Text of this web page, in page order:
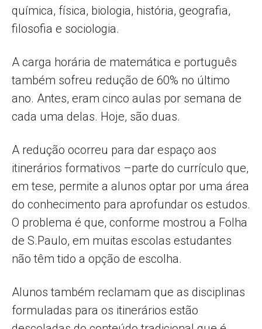
química, física, biologia, história, geografia,
filosofia e sociologia.
A carga horária de matemática e português
também sofreu redução de 60% no último
ano. Antes, eram cinco aulas por semana de
cada uma delas. Hoje, são duas.
A redução ocorreu para dar espaço aos
itinerários formativos –parte do currículo que,
em tese, permite a alunos optar por uma área
do conhecimento para aprofundar os estudos.
O problema é que, conforme mostrou a Folha
de S.Paulo, em muitas escolas estudantes
não têm tido a opção de escolha.
Alunos também reclamam que as disciplinas
formuladas para os itinerários estão